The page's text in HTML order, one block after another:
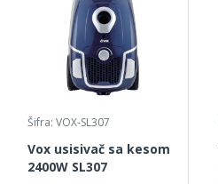
Šifra: VOX-SL307
Vox usisivač sa kesom
2400W SL307